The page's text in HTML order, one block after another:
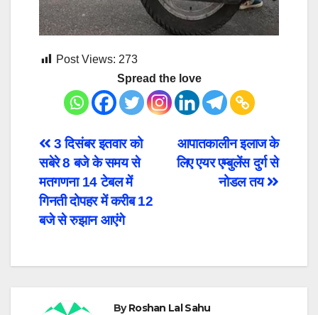
Post Views: 273
Spread the love
Post
navigation
आपातकालीन इलाज के
लिए एयर एम्बुलेंस दुर्ग से
नोडल तय
3 दिसंबर इतवार को
सबेरे 8 बजे के समय से
मतगणना 14 टेबल में
गिनती दोपहर में करीब 12
बजे से रुझान आएंगे
ByRoshan Lal Sahu